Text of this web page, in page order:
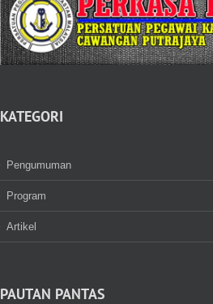
KATEGORI
Pengumuman
Program
Artikel
PAUTAN PANTAS